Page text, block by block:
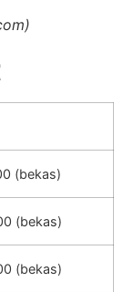
(bekas)
(bekas)
(bekas)